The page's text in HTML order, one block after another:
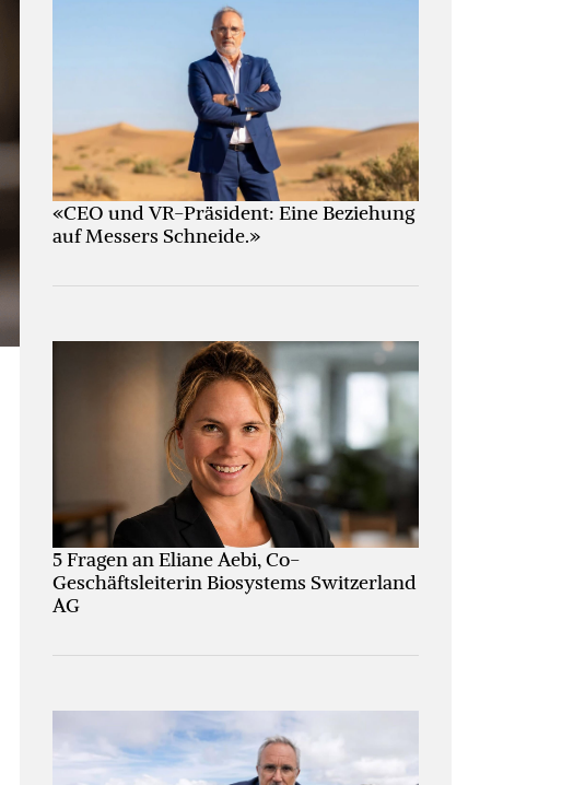
«CEO und VR-Präsident: Eine Beziehung
auf Messers Schneide.»
5 Fragen an Eliane Aebi, Co-
Geschäftsleiterin Biosystems Switzerland
AG